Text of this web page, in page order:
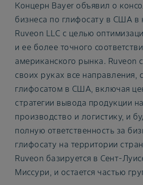
Концерн Bayer объявил о
бизнеса по глифосату в США в
Ruveon LLC с целью
и ее более точного
американского рынка. Ruveon
своих руках все направления,
глифосатом в США, включая
стратегии вывода продукции
производство и логистику, и
полную ответственность за
глифосату на территории
Ruveon базируется в Сент-
Миссури, и остается частью